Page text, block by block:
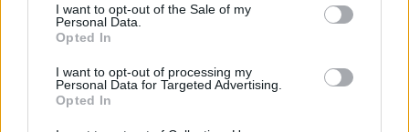
I want to opt-out of the Sale of my
Personal Data.
Opted In
I want to opt-out of processing my
Personal Data for Targeted Advertising.
Opted In